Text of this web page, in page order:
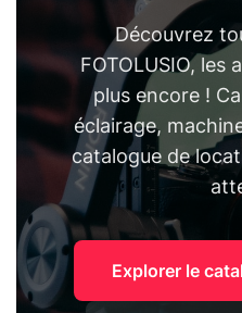
Découvrez
FOTOLUSIO, les
plus encore !
éclairage,
catalogue de
Explorer le